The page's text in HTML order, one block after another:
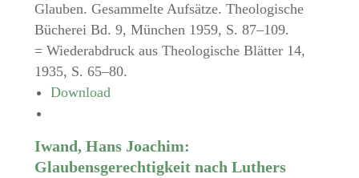
Glauben. Gesammelte Aufsätze. Theologische
Bücherei Bd. 9, München 1959, S. 87–109.
= Wiederabdruck aus Theologische Blätter 14,
1935, S. 65–80.
Download
Iwand, Hans Joachim:
Glaubensgerechtigkeit nach Luthers